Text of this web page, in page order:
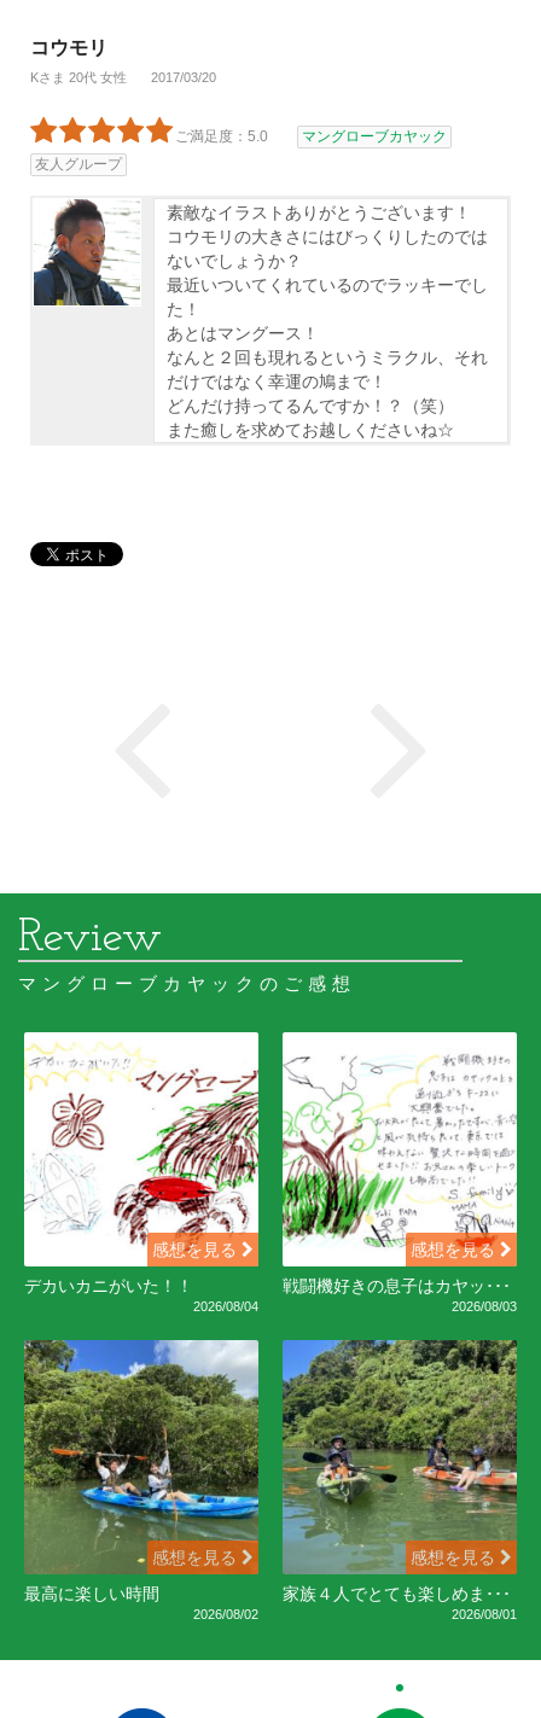
コウモリ
Kさま 20代 女性 2017/03/20
ご満足度：5.0
マングローブカヤック
友人グループ
素敵なイラストありがとうございます！
コウモリの大きさにはびっくりしたのでは
ないでしょうか？
最近いついてくれているのでラッキーでし
た！
あとはマングース！
なんと２回も現れるというミラクル、それ
だけではなく幸運の鳩まで！
どんだけ持ってるんですか！？（笑）
また癒しを求めてお越しくださいね☆
マングローブカヤックのご感想
感想を見る
デカいカニがいた！！
2026/08/04
感想を見る
戦闘機好きの息子はカヤッ･･･
2026/08/03
感想を見る
最高に楽しい時間
2026/08/02
感想を見る
家族４人でとても楽しめま･･･
2026/08/01